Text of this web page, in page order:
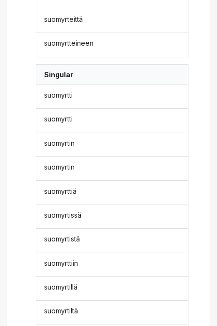
suomyrteittä
suomyrtteineen
Singular
suomyrtti
suomyrtti
suomyrtin
suomyrtin
suomyrttiä
suomyrtissä
suomyrtistä
suomyrttiin
suomyrtillä
suomyrtiltä